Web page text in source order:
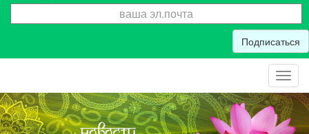
Подписаться